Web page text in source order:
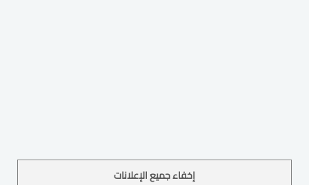
إخفاء جميع الإعلانات